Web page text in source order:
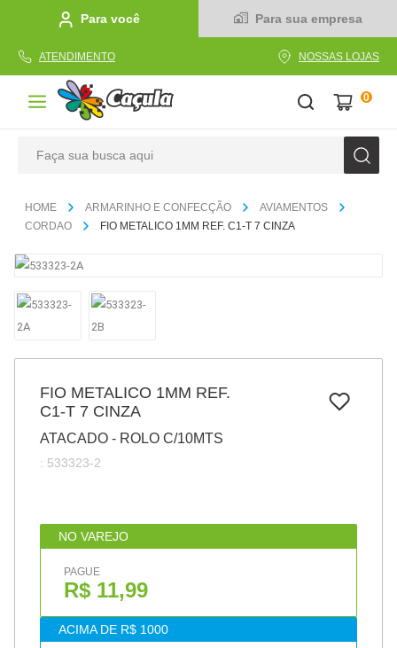
Para você Para sua empresa
ATENDIMENTO NOSSAS LOJAS
0
ARMARINHO E CONFECÇÃO
AVIAMENTOS
CORDAO
FIO METALICO 1MM REF. C1-T 7 CINZA
FIO METALICO 1MM REF.
C1-T 7 CINZA
ATACADO - ROLO C/10MTS
: 533323-2
NO VAREJO
PAGUE
R$ 11,99
ACIMA DE R$ 1000
1º caderno
2
papel
cola
barbante